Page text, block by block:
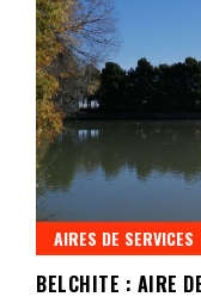
AIRES DE SERVICES
BELCHITE : AIRE